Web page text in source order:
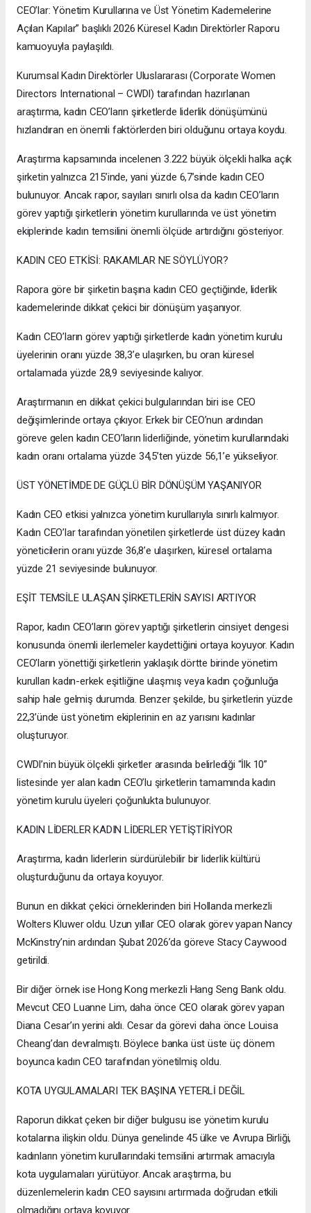
CEO’lar: Yönetim Kurullarına ve Üst Yönetim Kademelerine
Açılan Kapılar” başlıklı 2026 Küresel Kadın Direktörler Raporu
kamuoyuyla paylaşıldı.
Kurumsal Kadın Direktörler Uluslararası (Corporate Women
Directors International – CWDI) tarafından hazırlanan
araştırma, kadın CEO’ların şirketlerde liderlik dönüşümünü
hızlandıran en önemli faktörlerden biri olduğunu ortaya koydu.
Araştırma kapsamında incelenen 3.222 büyük ölçekli halka açık
şirketin yalnızca 215’inde, yani yüzde 6,7’sinde kadın CEO
bulunuyor. Ancak rapor, sayıları sınırlı olsa da kadın CEO’ların
görev yaptığı şirketlerin yönetim kurullarında ve üst yönetim
ekiplerinde kadın temsilini önemli ölçüde artırdığını gösteriyor.
KADIN CEO ETKİSİ: RAKAMLAR NE SÖYLÜYOR?
Rapora göre bir şirketin başına kadın CEO geçtiğinde, liderlik
kademelerinde dikkat çekici bir dönüşüm yaşanıyor.
Kadın CEO’ların görev yaptığı şirketlerde kadın yönetim kurulu
üyelerinin oranı yüzde 38,3’e ulaşırken, bu oran küresel
ortalamada yüzde 28,9 seviyesinde kalıyor.
Araştırmanın en dikkat çekici bulgularından biri ise CEO
değişimlerinde ortaya çıkıyor. Erkek bir CEO’nun ardından
göreve gelen kadın CEO’ların liderliğinde, yönetim kurullarındaki
kadın oranı ortalama yüzde 34,5’ten yüzde 56,1’e yükseliyor.
ÜST YÖNETİMDE DE GÜÇLÜ BİR DÖNÜŞÜM YAŞANIYOR
Kadın CEO etkisi yalnızca yönetim kurullarıyla sınırlı kalmıyor.
Kadın CEO’lar tarafından yönetilen şirketlerde üst düzey kadın
yöneticilerin oranı yüzde 36,8’e ulaşırken, küresel ortalama
yüzde 21 seviyesinde bulunuyor.
EŞİT TEMSİLE ULAŞAN ŞİRKETLERİN SAYISI ARTIYOR
Rapor, kadın CEO’ların görev yaptığı şirketlerin cinsiyet dengesi
konusunda önemli ilerlemeler kaydettiğini ortaya koyuyor. Kadın
CEO’ların yönettiği şirketlerin yaklaşık dörtte birinde yönetim
kurulları kadın-erkek eşitliğine ulaşmış veya kadın çoğunluğa
sahip hale gelmiş durumda. Benzer şekilde, bu şirketlerin yüzde
22,3’ünde üst yönetim ekiplerinin en az yarısını kadınlar
oluşturuyor.
CWDI’nin büyük ölçekli şirketler arasında belirlediği “İlk 10”
listesinde yer alan kadın CEO’lu şirketlerin tamamında kadın
yönetim kurulu üyeleri çoğunlukta bulunuyor.
KADIN LİDERLER KADIN LİDERLER YETİŞTİRİYOR
Araştırma, kadın liderlerin sürdürülebilir bir liderlik kültürü
oluşturduğunu da ortaya koyuyor.
Bunun en dikkat çekici örneklerinden biri Hollanda merkezli
Wolters Kluwer oldu. Uzun yıllar CEO olarak görev yapan Nancy
McKinstry’nin ardından Şubat 2026’da göreve Stacy Caywood
getirildi.
Bir diğer örnek ise Hong Kong merkezli Hang Seng Bank oldu.
Mevcut CEO Luanne Lim, daha önce CEO olarak görev yapan
Diana Cesar’ın yerini aldı. Cesar da görevi daha önce Louisa
Cheang’dan devralmıştı. Böylece banka üst üste üç dönem
boyunca kadın CEO tarafından yönetilmiş oldu.
KOTA UYGULAMALARI TEK BAŞINA YETERLİ DEĞİL
Raporun dikkat çeken bir diğer bulgusu ise yönetim kurulu
kotalarına ilişkin oldu. Dünya genelinde 45 ülke ve Avrupa Birliği,
kadınların yönetim kurullarındaki temsilini artırmak amacıyla
kota uygulamaları yürütüyor. Ancak araştırma, bu
düzenlemelerin kadın CEO sayısını artırmada doğrudan etkili